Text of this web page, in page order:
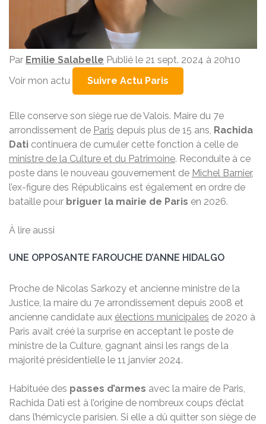
Par Emilie Salabelle Publié le 21 sept. 2024 à 20h10
Voir mon actu
Suivre Actu Paris
Elle conserve son siège rue de Valois. Maire du 7e
arrondissement de Paris depuis plus de 15 ans, Rachida
Dati continuera de cumuler cette fonction à celle de
ministre de la Culture et du Patrimoine. Reconduite à ce
poste dans le nouveau gouvernement de Michel Barnier,
l’ex-figure des Républicains est également en ordre de
bataille pour briguer la mairie de Paris en 2026.
À lire aussi
UNE OPPOSANTE FAROUCHE D’ANNE HIDALGO
Proche de Nicolas Sarkozy et ancienne ministre de la
Justice, la maire du 7e arrondissement depuis 2008 et
ancienne candidate aux élections municipales de 2020 à
Paris avait créé la surprise en acceptant le poste de
ministre de la Culture, gagnant ainsi les rangs de la
majorité présidentielle le 11 janvier 2024.
Habituée des passes d’armes avec la maire de Paris,
Rachida Dati est à l’origine de nombreux coups d’éclat
dans l’hémicycle parisien. Si elle a dû quitter son siège de